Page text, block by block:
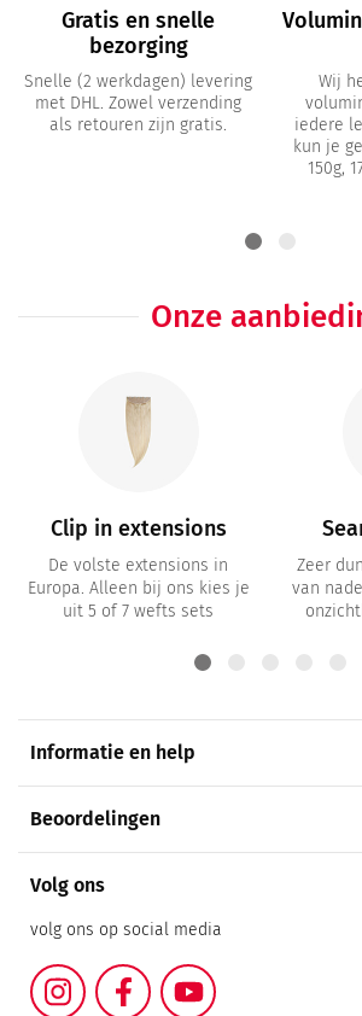
Gratis en snelle
bezorging
Snelle (2 werkdagen) levering
met DHL. Zowel verzending
als retouren zijn gratis.
Wij
iedere
kun je
150g,
Onze
Clip in extensions
De volste extensions in
Europa. Alleen bij ons kies je
uit 5 of 7 wefts sets
Zeer
van
Informatie en help
Volg ons
volg ons op social media
InstagramFacebookYouTube
Beoordelingen